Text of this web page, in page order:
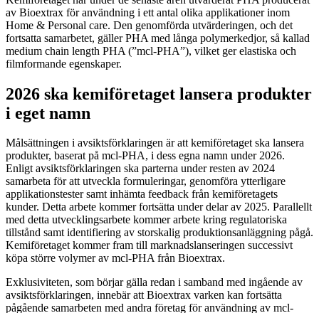
av Bioextrax för användning i ett antal olika applikationer inom
Home & Personal care. Den genomförda utvärderingen, och det
fortsatta samarbetet, gäller PHA med långa polymerkedjor, så kallad
medium chain length PHA (”mcl-PHA”), vilket ger elastiska och
filmformande egenskaper.
2026 ska kemiföretaget lansera produkter
i eget namn
Målsättningen i avsiktsförklaringen är att kemiföretaget ska lansera
produkter, baserat på mcl-PHA, i dess egna namn under 2026.
Enligt avsiktsförklaringen ska parterna under resten av 2024
samarbeta för att utveckla formuleringar, genomföra ytterligare
applikationstester samt inhämta feedback från kemiföretagets
kunder. Detta arbete kommer fortsätta under delar av 2025. Parallellt
med detta utvecklingsarbete kommer arbete kring regulatoriska
tillstånd samt identifiering av storskalig produktionsanläggning pågå.
Kemiföretaget kommer fram till marknadslanseringen successivt
köpa större volymer av mcl-PHA från Bioextrax.
Exklusiviteten, som börjar gälla redan i samband med ingående av
avsiktsförklaringen, innebär att Bioextrax varken kan fortsätta
pågående samarbeten med andra företag för användning av mcl-